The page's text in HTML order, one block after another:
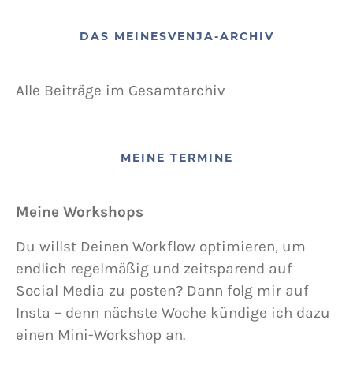
DAS MEINESVENJA-ARCHIV
Alle Beiträge im Gesamtarchiv
MEINE TERMINE
Meine Workshops
Du willst Deinen Workflow optimieren, um
endlich regelmäßig und zeitsparend auf
Social Media zu posten? Dann folg mir auf
Insta – denn nächste Woche kündige ich dazu
einen Mini-Workshop an.